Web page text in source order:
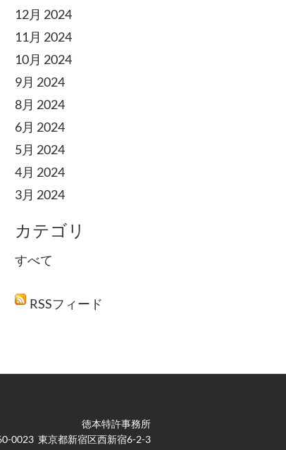
12月 2024
11月 2024
10月 2024
9月 2024
8月 2024
6月 2024
5月 2024
4月 2024
3月 2024
カテゴリ
すべて
RSSフィード
徳本特許事務所
0023 東京都新宿区西新宿6-2-3